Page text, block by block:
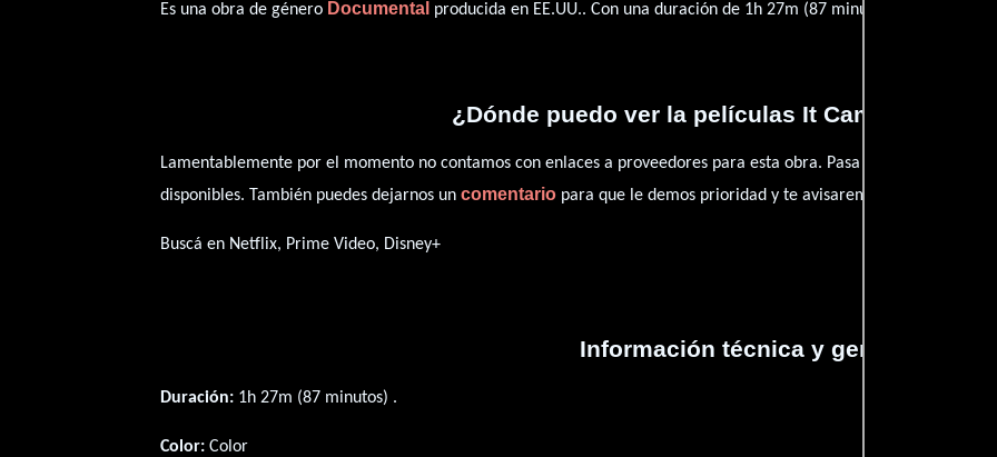
Es una obra de género Documental producida en EE.UU.. Con una duración de 1h 27m (87 minutos), esta
¿Dónde puedo ver la películas It Came from
Lamentablemente por el momento no contamos con enlaces a proveedores para esta obra. Pasa por nuestro
disponibles. También puedes dejarnos uncomentario para que le demos prioridad y te avisaremos cuando se
Buscá en Netflix, Prime Video, Disney+
Información técnica y general
Duración: 1h 27m (87 minutos) .
Color: Color